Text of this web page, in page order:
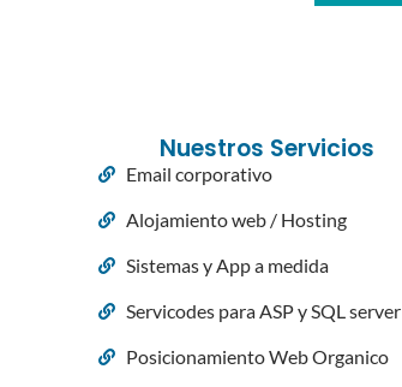
Nuestros Servicios
Email corporativo
Alojamiento web / Hosting
Sistemas y App a medida
Servicodes para ASP y SQL server
Posicionamiento Web Organico